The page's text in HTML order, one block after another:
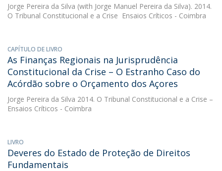
Jorge Pereira da Silva (with Jorge Manuel Pereira da Silva). 2014.
O Tribunal Constitucional e a Crise  Ensaios Críticos - Coimbra
CAPÍTULO DE LIVRO
As Finanças Regionais na Jurisprudência
Constitucional da Crise – O Estranho Caso do
Acórdão sobre o Orçamento dos Açores
Jorge Pereira da Silva 2014. O Tribunal Constitucional e a Crise –
Ensaios Críticos - Coimbra
LIVRO
Deveres do Estado de Proteção de Direitos
Fundamentais